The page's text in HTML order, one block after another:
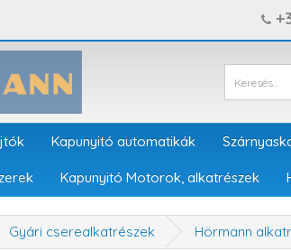
Kapunyitó automatikák
Kapunyitó Motorok, alkatrészek
Gyári cserealkatrészek Hörmann